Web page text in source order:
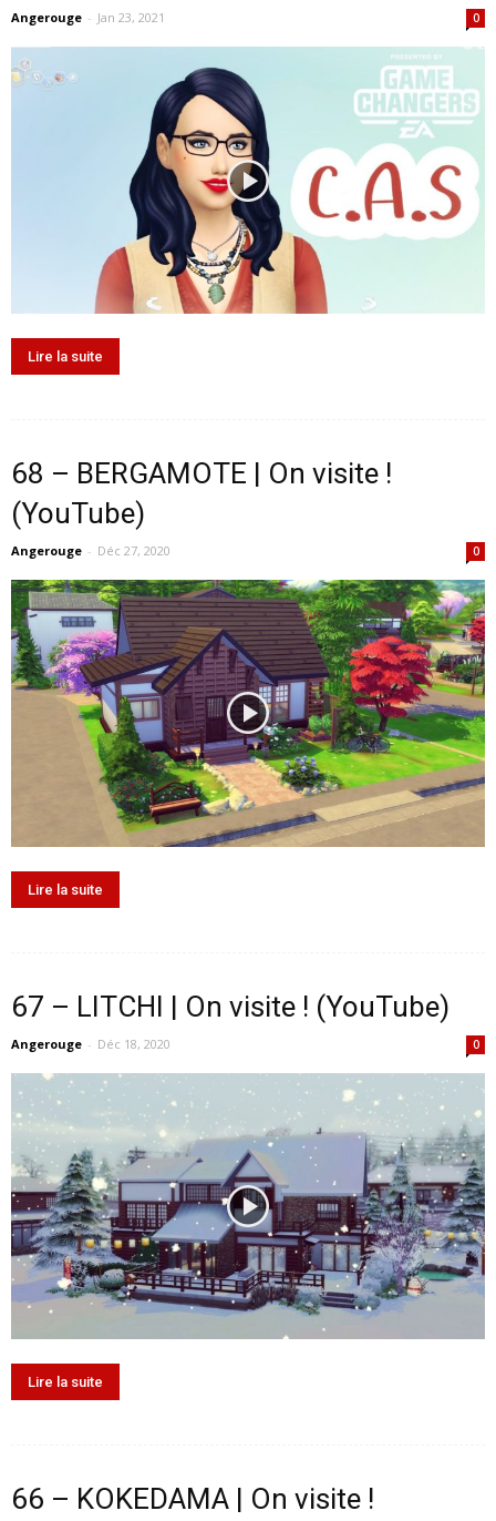
Angerouge - Jan 23, 2021 0
Lire la suite
68 – BERGAMOTE | On visite !
(YouTube)
Angerouge - Déc 27, 2020 0
Lire la suite
67 – LITCHI | On visite ! (YouTube)
Angerouge - Déc 18, 2020 0
Lire la suite
66 – KOKEDAMA | On visite !